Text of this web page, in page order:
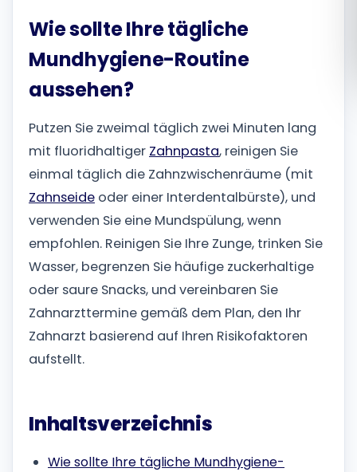
Wie sollte Ihre tägliche
Mundhygiene-Routine
aussehen?
Putzen Sie zweimal täglich zwei Minuten lang
mit fluoridhaltiger Zahnpasta, reinigen Sie
einmal täglich die Zahnzwischenräume (mit
Zahnseide oder einer Interdentalbürste), und
verwenden Sie eine Mundspülung, wenn
empfohlen. Reinigen Sie Ihre Zunge, trinken Sie
Wasser, begrenzen Sie häufige zuckerhaltige
oder saure Snacks, und vereinbaren Sie
Zahnarzttermine gemäß dem Plan, den Ihr
Zahnarzt basierend auf Ihren Risikofaktoren
aufstellt.
Inhaltsverzeichnis
Wie sollte Ihre tägliche Mundhygiene-